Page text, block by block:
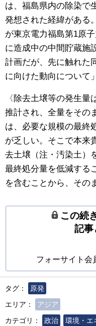
は、福島県内の除染で
発想された経緯がある
が東京電力福島第1原
に造成中の中間貯蔵施
計画だが、先に触れた
に向けた動向について
〈除去土壌等の発生量
推計され、全量をその
は、必要な規模の最終
が乏しい。そこで本来
去土壌（注・汚染土）
最終処分量を低減する
を含むことから、その
この続
記事
フォーサイト会
タグ：
原発
エリア：
アジア
カテゴリ：
政治 環境・エ